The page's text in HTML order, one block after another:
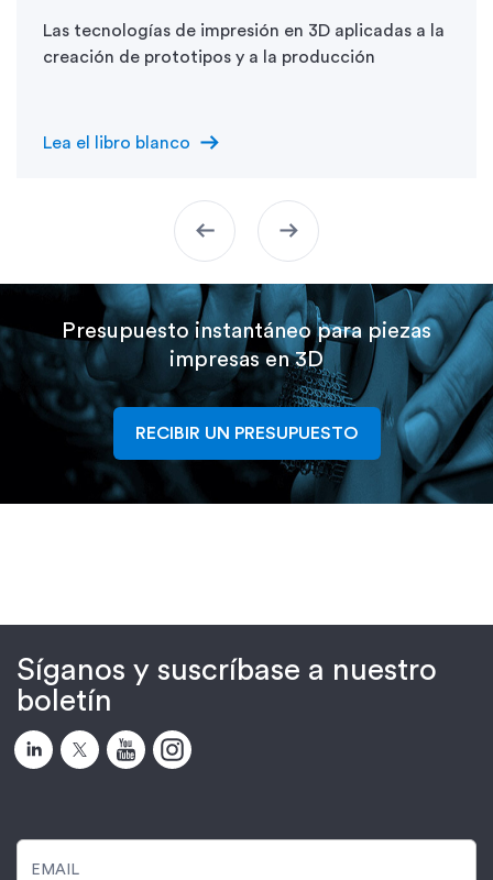
Las tecnologías de impresión en 3D aplicadas a la
creación de prototipos y a la producción
Lea el libro blanco arrow_right_alt
arrow_left_alt arrow_right_alt
Presupuesto instantáneo para piezas
impresas en 3D
RECIBIR UN PRESUPUESTO
Síganos y suscríbase a nuestro
boletín